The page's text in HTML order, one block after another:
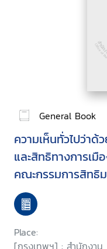
General Book
ความเห็นทั่วไปว่า
และสิทธิทางการเมื
คณะกรรมการสิทธิ
หลวงใหญ่เพื่อสิทธิ
สหประชาชาติ
Place: